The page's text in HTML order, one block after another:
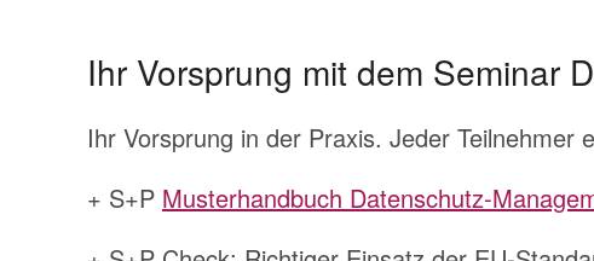
Ihr Vorsprung mit dem Seminar
Ihr Vorsprung in der Praxis. Jeder
+ S+P Musterhandbuch Datenschutz-